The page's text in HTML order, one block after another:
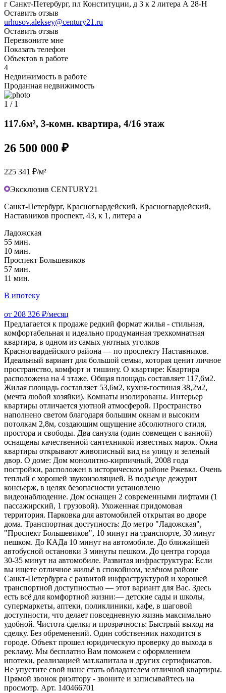
г Санкт-Петербург, пл Конституции, д 3 к 2 литера А 28-Н
Оставить отзыв
urhusov.aleksey@century21.ru
Оставить отзыв
Перезвоните мне
Показать телефон
Объектов в работе
4
Недвижимость в работе
Проданная недвижимость
1 / 1
117.6м², 3-комн. квартира, 4/16 этаж
26 500 000 ₽
225 341 ₽/м²
Эксклюзив CENTURY21
Санкт-Петербург, Красногвардейский, Красногвардейский,
Наставников проспект, 43, к 1, литера а
Ладожская
55 мин.
10 мин.
Проспект Большевиков
57 мин.
11 мин.
В ипотеку
от 208 326 ₽/месяц
Предлагается к продаже редкий формат жилья - стильная,
комфортабельная и идеально продуманная трехкомнатная
квартира, в одном из самых уютных уголков
Красногвардейского района — по проспекту Наставников.
Идеальный вариант для большой семьи, которая ценит личное
пространство, комфорт и тишину. О квартире: Квартира
расположена на 4 этаже. Общая площадь составляет 117,6м2.
Жилая площадь составляет 53,6м2, кухня-гостиная 38,2м2,
(мечта любой хозяйки). Комнаты изолированы. Интерьер
квартиры отличается уютной атмосферой. Пространство
наполнено светом благодаря большим окнам и высоким
потолкам 2,8м, создающим ощущение абсолютного стиля,
простора и свободы. Два санузла (один совмещен с ванной)
оснащены качественной сантехникой известных марок. Окна
квартиры открывают живописный вид на улицу и зеленый
двор. О доме: Дом монолитно-кирпичный, 2008 года
постройки, расположен в историческом районе Ржевка. Очень
теплый с хорошей звукоизоляцией. В подъезде дежурит
консьерж, в целях безопасности установлено
видеонаблюдение. Дом оснащен 2 современными лифтами (1
пассажирский, 1 грузовой). Ухоженная придомовая
территория. Парковка для автомобилей открытая во дворе
дома. Транспортная доступность: До метро "Ладожская",
"Проспект Большевиков", 10 минут на транспорте, 30 минут
пешком. До КАДа 10 минут на автомобиле. До ближайшей
автобусной остановки 3 минуты пешком. До центра города
30-35 минут на автомобиле. Развитая инфраструктура: Если
вы ищете отличное жильё в спокойном, зелёном районе
Санкт-Петербурга с развитой инфраструктурой и хорошей
транспортной доступностью — этот вариант для Вас. Здесь
есть всё для комфортной жизни:— детские сады и школы,
супермаркеты, аптеки, поликлиники, кафе, в шаговой
доступности, что делает повседневную жизнь максимально
удобной. Чистота сделки и прозрачность: Быстрый выход на
сделку. Без обременений. Один собственник находится в
городе. Объект прошел юридическую проверку до выхода в
рекламу. Мы бесплатно Вам поможем с оформлением
ипотеки, реализацией мат.капитала и других сертификатов.
Не упустите свой шанс стать обладателем отличной квартиры.
Прямой звонок риэлтору - звоните и записывайтесь на
просмотр. Арт. 140466701